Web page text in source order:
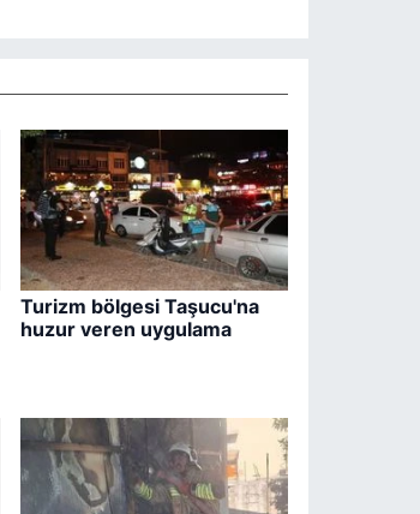
Turizm bölgesi Taşucu'na
huzur veren uygulama